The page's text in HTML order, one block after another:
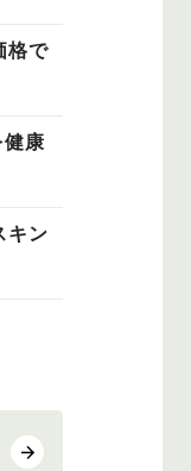
格で
健康
キン